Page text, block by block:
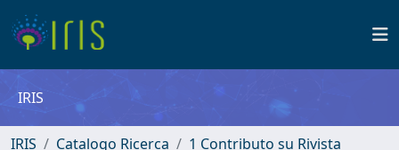
IRIS
IRIS Catalogo Ricerca
1 Contributo su Rivista